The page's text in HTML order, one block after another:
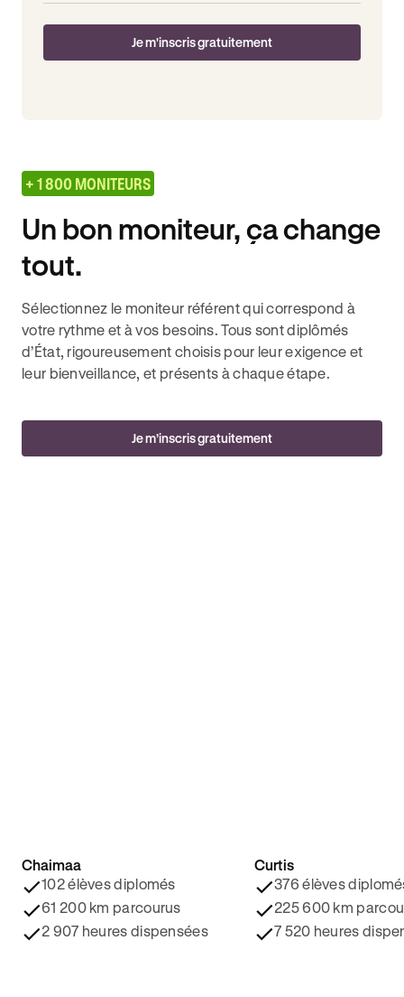
Je m'inscris gratuitement
+ 1 800 MONITEURS
Un bon moniteur, ça change
tout.
Sélectionnez le moniteur référent qui correspond à
votre rythme et à vos besoins. Tous sont diplômés
d’État, rigoureusement choisis pour leur exigence et
leur bienveillance, et présents à chaque étape.
Je m’inscris gratuitement
4.8/5 ⭐️
Chaimaa
102 élèves diplomés
61 200 km parcourus
2 907 heures dispensées
4.9/5 ⭐️
Curtis
376 élèves
225 600 km
7 520 heures